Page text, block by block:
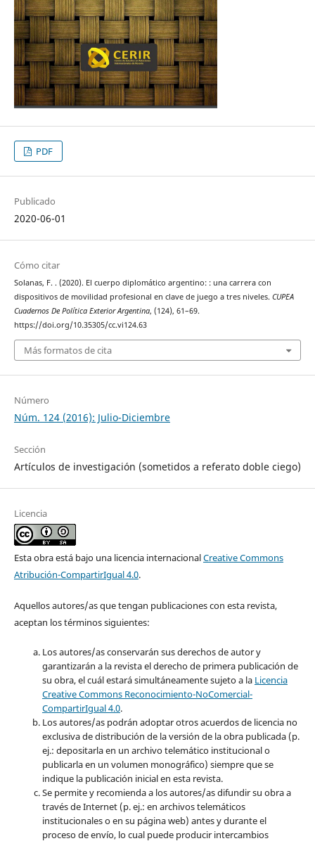
PDF
Publicado
2020-06-01
Cómo citar
Solanas, F. . (2020). El cuerpo diplomático argentino: : una carrera con
dispositivos de movilidad profesional en clave de juego a tres niveles. CUPEA
Cuadernos De Política Exterior Argentina, (124), 61–69.
https://doi.org/10.35305/cc.vi124.63
Más formatos de cita
Número
Núm. 124 (2016): Julio-Diciembre
Sección
Artículos de investigación (sometidos a referato doble ciego)
Licencia
Esta obra está bajo una licencia internacionalCreative Commons
Atribución-CompartirIgual 4.0.
Aquellos autores/as que tengan publicaciones con esta revista,
aceptan los términos siguientes:
Los autores/as conservarán sus derechos de autor y
garantizarán a la revista el derecho de primera publicación de
su obra, el cuál estará simultáneamente sujeto a la Licencia
Creative Commons Reconocimiento-NoComercial-
CompartirIgual 4.0.
Los autores/as podrán adoptar otros acuerdos de licencia no
exclusiva de distribución de la versión de la obra publicada (p.
ej.: depositarla en un archivo telemático institucional o
publicarla en un volumen monográfico) siempre que se
indique la publicación inicial en esta revista.
Se permite y recomienda a los autores/as difundir su obra a
través de Internet (p. ej.: en archivos telemáticos
institucionales o en su página web) antes y durante el
proceso de envío, lo cual puede producir intercambios